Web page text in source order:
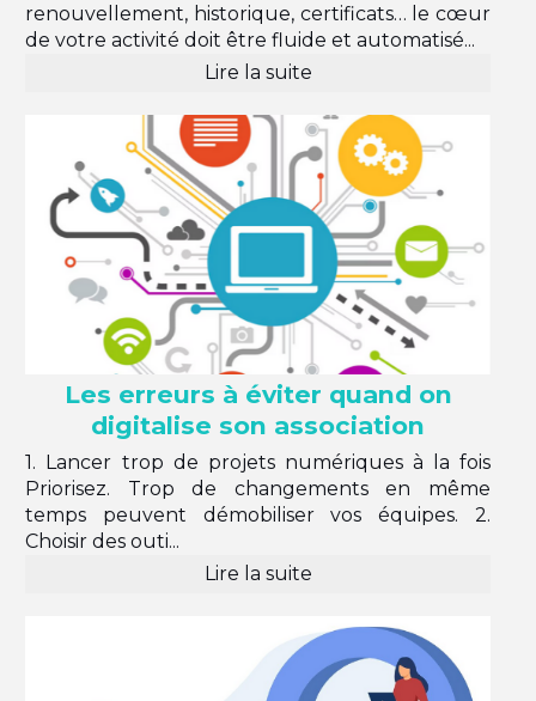
renouvellement, historique, certificats… le cœur
de votre activité doit être fluide et automatisé...
Lire la suite
Les erreurs à éviter quand on
digitalise son association
1. Lancer trop de projets numériques à la fois
Priorisez. Trop de changements en même
temps peuvent démobiliser vos équipes. 2.
Choisir des outi...
Lire la suite